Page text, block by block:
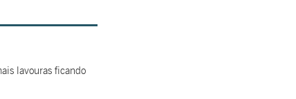
lavouras ficando